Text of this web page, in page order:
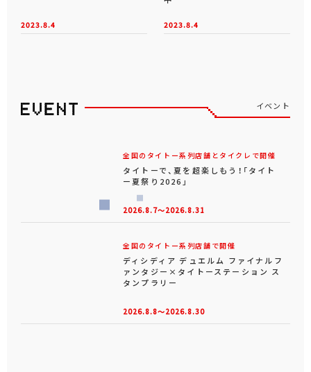
7月31日より順次入荷予定 7月31日より順次入荷予定
初音ミク BANPRESTO
EVOLVE Clearluxe-くら